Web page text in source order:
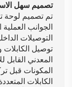
تصميم سهل
الجوانب
التوصيلات
توصيل
المعدني القابل
المكونات قبل
الكابلات